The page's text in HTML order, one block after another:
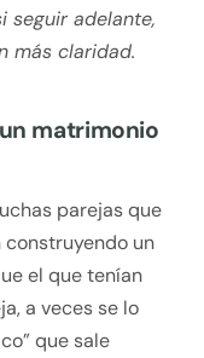
seguir adelante,
más claridad.
matrimonio
parejas que
un
el que tenían
a veces se lo
que sale